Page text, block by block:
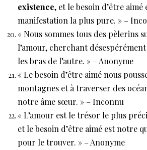
existence, et le besoin d’être aimé
manifestation la plus pure. » –
« Nous sommes tous des pèlerins
l’amour, cherchant
les bras de l’autre. » – Anonyme
« Le besoin d’être aimé nous
montagnes et à traverser des
notre âme sœur. » – Inconnu
« L’amour est le trésor le plus
et le besoin d’être aimé est notre
pour le trouver. » – Anonyme